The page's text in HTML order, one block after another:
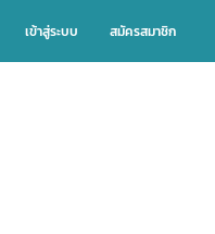
เข้าสู่ระบบ สมัครสมาชิก